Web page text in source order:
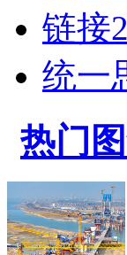
链接
统一
热门